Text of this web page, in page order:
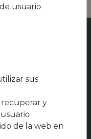
usuario
sus
recuperar y
de la web en